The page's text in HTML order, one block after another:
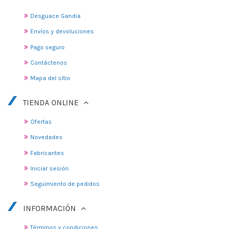
Desguace Gandia
Envíos y devoluciones
Pago seguro
Contáctenos
Mapa del sitio
TIENDA ONLINE
Ofertas
Novedades
Fabricantes
Iniciar sesión
Seguimiento de pedidos
INFORMACIÓN
Términos y condiciones